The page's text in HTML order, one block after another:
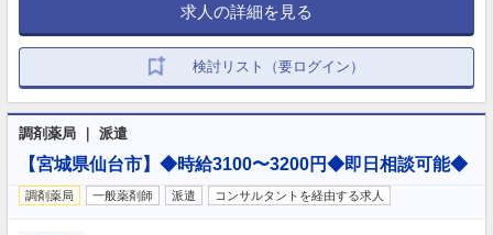
求人の詳細を見る
検討リスト（要ログイン）
調剤薬局 ｜ 派遣
【宮城県仙台市】◆時給3100〜3200円◆即日相談可能◆
調剤薬局 一般薬剤師 派遣 コンサルタントを経由する求人